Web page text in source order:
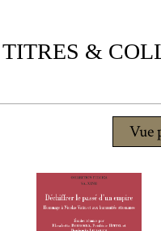
TITRES &
Vue